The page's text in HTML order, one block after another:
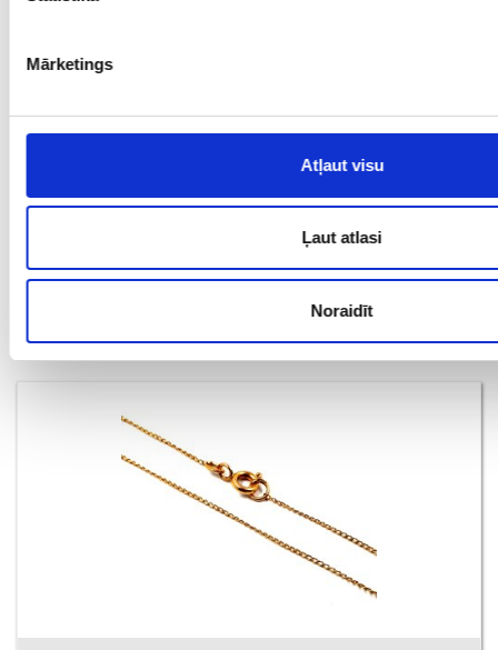
Mārketings
Atļaut visu
Ļaut atlasi
Noraidīt
Ķēde 1011-0663
€ 245.00